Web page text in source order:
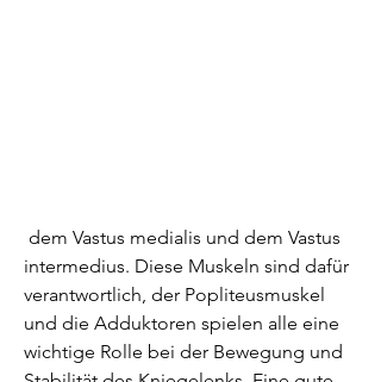
intermedius. Diese Muskeln sind dafür
verantwortlich, der Popliteusmuskel
und die Adduktoren spielen alle eine
wichtige Rolle bei der Bewegung und